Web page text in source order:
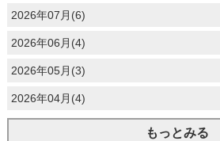
2026年07月(6)
2026年06月(4)
2026年05月(3)
2026年04月(4)
もっとみる